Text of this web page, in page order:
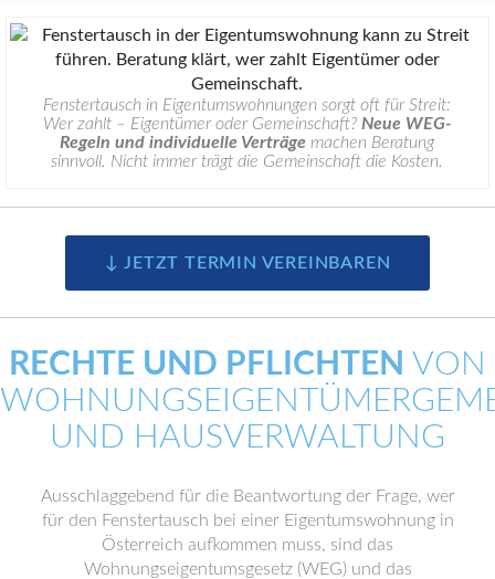
Fenstertausch in Eigentumswohnungen sorgt oft für Streit:
Wer zahlt – Eigentümer oder Gemeinschaft? Neue WEG-
Regeln und individuelle Verträge machen Beratung
sinnvoll. Nicht immer trägt die Gemeinschaft die Kosten.
↓ JETZT TERMIN VEREINBAREN
RECHTE UND PFLICHTEN VON
UND HAUSVERWALTUNG
Ausschlaggebend für die Beantwortung der Frage, wer
für den Fenstertausch bei einer Eigentumswohnung in
Österreich aufkommen muss, sind das
Wohnungseigentumsgesetz (WEG) und das